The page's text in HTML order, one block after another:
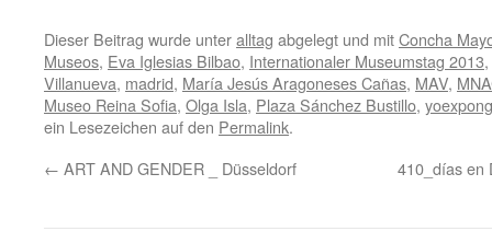
Dieser Beitrag wurde unteralltag abgelegt und mitConcha
Museos, Eva Iglesias Bilbao, Internationaler Museumstag 2013,
Villanueva, madrid, María Jesús Aragoneses Cañas, MAV,
Museo Reina Sofia, Olga Isla, Plaza Sánchez Bustillo,
ein Lesezeichen auf den Permalink.
← ART AND GENDER _ Düsseldorf 410_días en